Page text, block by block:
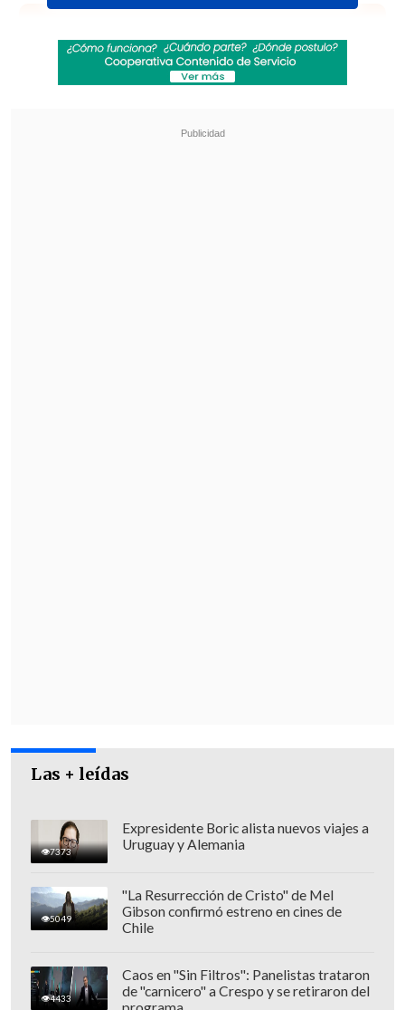
Israel Poblete quedó al margen del choque de
la U con Palestino
refuerzo en Deportivo Cali
Las + leídas
7373
Expresidente Boric alista nuevos viajes a
Uruguay y Alemania
5049
"La Resurrección de Cristo" de Mel
Gibson confirmó estreno en cines de
Chile
4433
Caos en "Sin Filtros": Panelistas trataron
de "carnicero" a Crespo y se retiraron del